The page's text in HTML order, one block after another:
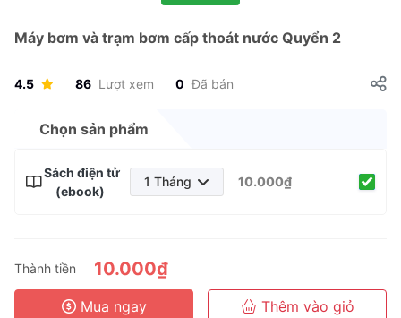
Máy bơm và trạm bơm cấp thoát nước Quyển 2
4.5 86 Lượt xem 0 Đã bán
Chọn sản phẩm
Sách điện tử
(ebook)
1 Tháng
6 Tháng
3 Năm
10.000₫
Thành tiền 10.000₫
Mua ngay Thêm vào giỏ